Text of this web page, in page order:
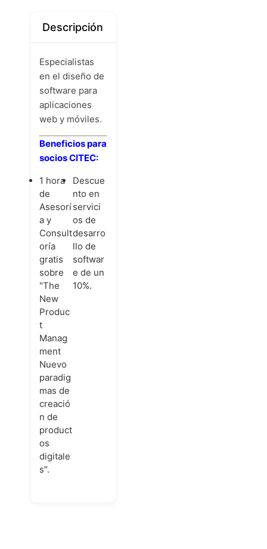
Descripción
Especialistas
en el diseño de
software para
aplicaciones
web y móviles.
Beneficios para
socios CITEC:
1 hora
de
Asesorí
a y
Consult
oría
gratis
sobre
"The
New
Produc
t
Manag
ment
Nuevo
paradig
mas de
creació
n de
product
os
digitale
s".
Descue
nto en
servici
os de
desarro
llo de
softwar
e de un
10%.